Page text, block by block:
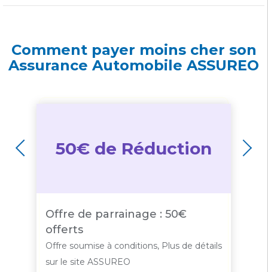
Comment payer moins cher son
Assurance Automobile ASSUREO
50€ de Réduction
Offre de parrainage : 50€
offerts
Offre soumise à conditions, Plus de détails
sur le site ASSUREO